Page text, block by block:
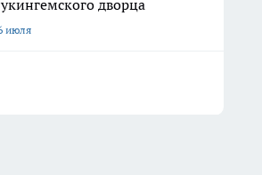
дворца
июля